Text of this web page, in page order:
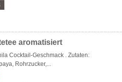
aromatisiert
Cocktail-Geschmack . Zutaten:
Rohrzucker,...